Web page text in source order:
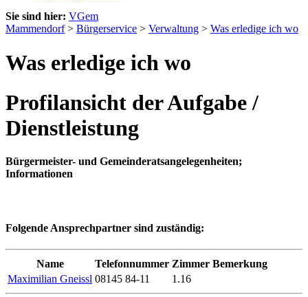
Sie sind hier: VGem
Mammendorf> Bürgerservice > Verwaltung > Was erledige ich wo
Was erledige ich wo
Profilansicht der Aufgabe /
Dienstleistung
Bürgermeister- und Gemeinderatsangelegenheiten;
Informationen
Folgende Ansprechpartner sind zuständig:
Name Telefonnummer Zimmer Bemerkung
Maximilian Gneissl 08145 84-11 1.16